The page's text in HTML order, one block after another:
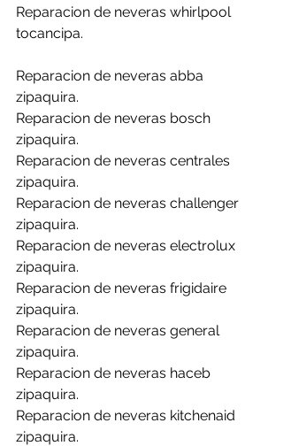
Reparacion de neveras whirlpool
tocancipa.
Reparacion de neveras abba
zipaquira.
Reparacion de neveras bosch
zipaquira.
Reparacion de neveras centrales
zipaquira.
Reparacion de neveras challenger
zipaquira.
Reparacion de neveras electrolux
zipaquira.
Reparacion de neveras frigidaire
zipaquira.
Reparacion de neveras general
zipaquira.
Reparacion de neveras haceb
zipaquira.
Reparacion de neveras kitchenaid
zipaquira.